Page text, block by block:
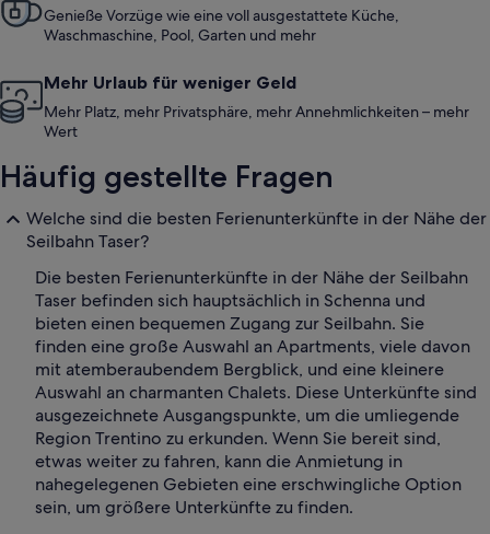
Genieße Vorzüge wie eine voll ausgestattete Küche,
Waschmaschine, Pool, Garten und mehr
Mehr Urlaub für weniger Geld
Mehr Platz, mehr Privatsphäre, mehr Annehmlichkeiten – mehr
Wert
Häufig gestellte Fragen
Welche sind die besten Ferienunterkünfte in der Nähe der
Seilbahn Taser?
Die besten Ferienunterkünfte in der Nähe der Seilbahn
Taser befinden sich hauptsächlich in Schenna und
bieten einen bequemen Zugang zur Seilbahn. Sie
finden eine große Auswahl an Apartments, viele davon
mit atemberaubendem Bergblick, und eine kleinere
Auswahl an charmanten Chalets. Diese Unterkünfte sind
ausgezeichnete Ausgangspunkte, um die umliegende
Region Trentino zu erkunden. Wenn Sie bereit sind,
etwas weiter zu fahren, kann die Anmietung in
nahegelegenen Gebieten eine erschwingliche Option
sein, um größere Unterkünfte zu finden.